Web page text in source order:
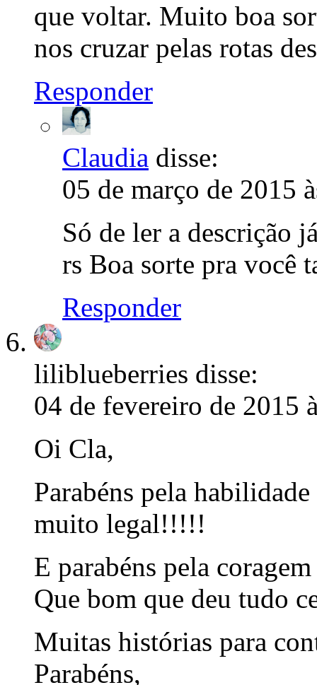
que voltar. Muito boa
nos cruzar pelas rotas
Responder
Claudia disse:
05 de março de 2015
Só de ler a descrição
rs Boa sorte pra você
Responder
liliblueberries disse:
04 de fevereiro de 2015
Oi Cla,
Parabéns pela
muito legal!!!!!
E parabéns pela
Que bom que deu tudo
Muitas histórias para
Parabéns,